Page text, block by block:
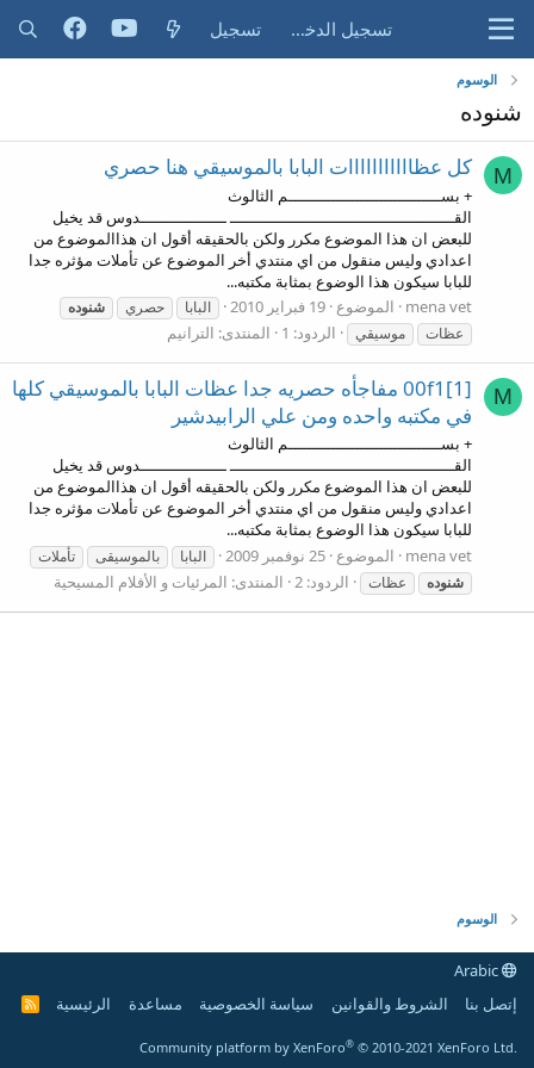
تسجيل الدخول تسجيل
الوسوم
شنوده
M كل عظااااااااااات البابا بالموسيقي هنا حصري
+ بســــــــــــــــــــــــــــــــم الثالوث
القـــــــــــــــــــــــــــــــــــــــــــــــ ــــــــــــــــــدوس قد يخيل
للبعض ان هذا الموضوع مكرر ولكن بالحقيقه أقول ان هذاالموضوع من
اعدادي وليس منقول من اي منتدي أخر الموضوع عن تأملات مؤثره جدا
للبابا سيكون هذا الوضوع بمثابة مكتبه...
mena vet
الموضوع 19 فبراير 2010 البابا حصري
شنوده
عظات
موسيقي الردود: 1 المنتدى: الترانيم
M
00f1[1] مفاجأه حصريه جدا عظات البابا بالموسيقي كلها
في مكتبه واحده ومن علي الرابيدشير
+ بســــــــــــــــــــــــــــــــم الثالوث
القـــــــــــــــــــــــــــــــــــــــــــــــ ــــــــــــــــــدوس قد يخيل
للبعض ان هذا الموضوع مكرر ولكن بالحقيقه أقول ان هذاالموضوع من
اعدادي وليس منقول من اي منتدي أخر الموضوع عن تأملات مؤثره جدا
للبابا سيكون هذا الوضوع بمثابة مكتبه...
mena vet
الموضوع 25 نوفمبر 2009 البابا بالموسيقى
تأملات
شنوده
عظات الردود: 2 المنتدى: المرئيات و الأفلام المسيحية
الوسوم
إتصل بنا
الشروط والقوانين سياسة الخصوصية مساعدة الرئيسية
R
Community platform by XenForo® © 2010-2021 XenForo Ltd.